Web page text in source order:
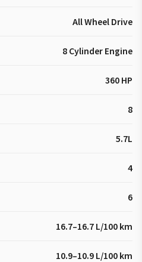
All Wheel Drive
8 Cylinder Engine
360 HP
8
5.7L
4
6
16.7–16.7 L/100 km
10.9–10.9 L/100 km